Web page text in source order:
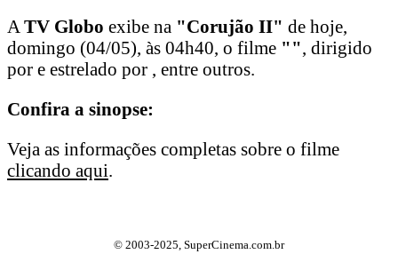
A TV Globo exibe na "Corujão II" de hoje,
domingo (04/05), às 04h40, o filme "", dirigido
por e estrelado por , entre outros.
Confira a sinopse:
Veja as informações completas sobre o filme
clicando aqui.
© 2003-2025, SuperCinema.com.br